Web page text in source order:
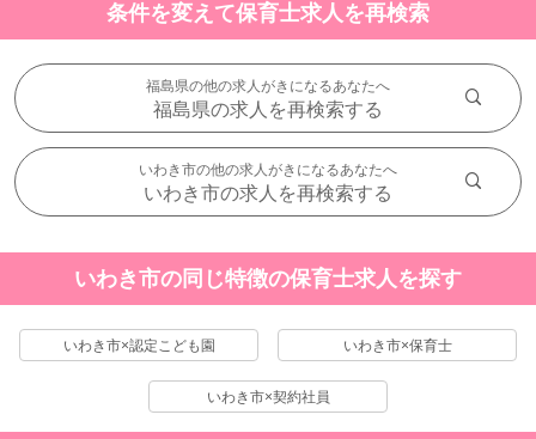
条件を変えて保育士求人を再検索
福島県の他の求人がきになるあなたへ
福島県の求人を再検索する
いわき市の他の求人がきになるあなたへ
いわき市の求人を再検索する
いわき市の同じ特徴の保育士求人を探す
いわき市×認定こども園 いわき市×保育士
いわき市×契約社員